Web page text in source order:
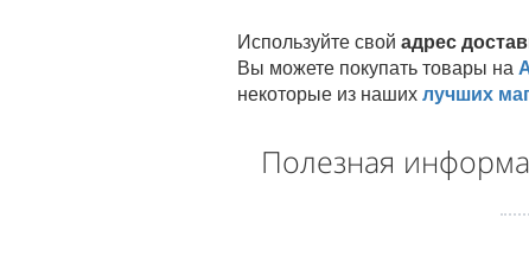
Используйте свой адрес
Вы можете покупать товары на
некоторые из наших лучших
Полезная